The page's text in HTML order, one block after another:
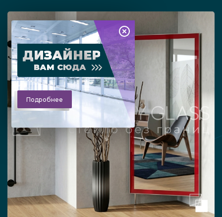
ДИЗАЙНЕР
ВАМ СЮДА
Подробнее